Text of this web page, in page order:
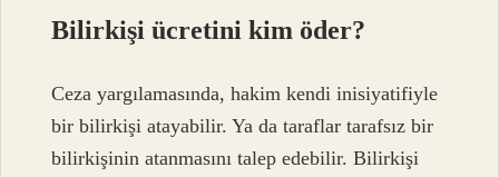
Bilirkişi ücretini kim öder?
Ceza yargılamasında, hakim kendi inisiyatifiyle
bir bilirkişi atayabilir. Ya da taraflar tarafsız bir
bilirkişinin atanmasını talep edebilir. Bilirkişi